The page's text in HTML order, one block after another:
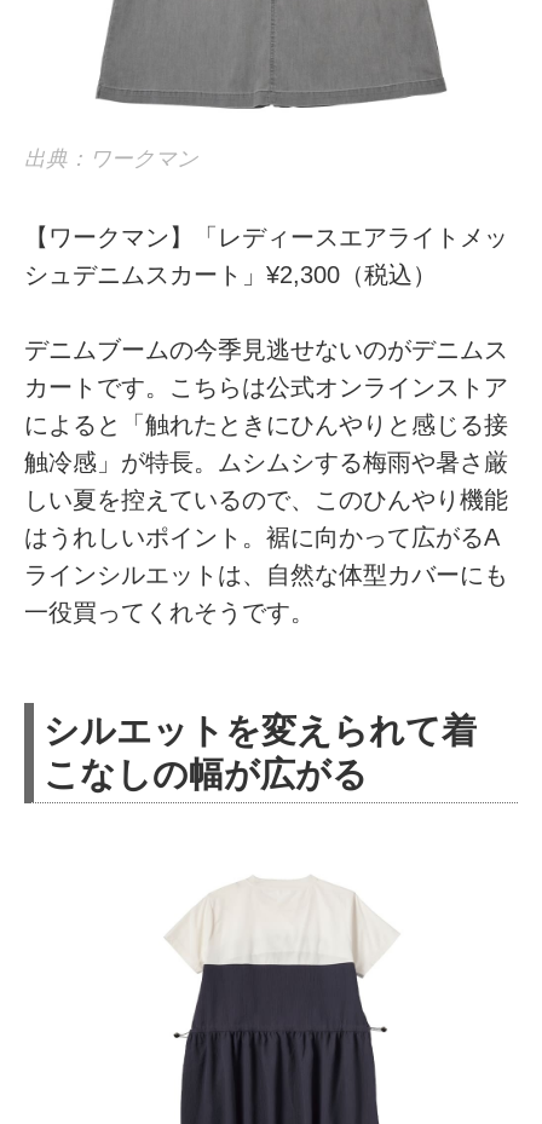
出典：ワークマン
【ワークマン】「レディースエアライトメッ
シュデニムスカート」¥2,300（税込）
デニムブームの今季見逃せないのがデニムス
カートです。こちらは公式オンラインストア
によると「触れたときにひんやりと感じる接
触冷感」が特長。ムシムシする梅雨や暑さ厳
しい夏を控えているので、このひんやり機能
はうれしいポイント。裾に向かって広がるA
ラインシルエットは、自然な体型カバーにも
一役買ってくれそうです。
シルエットを変えられて着
こなしの幅が広がる